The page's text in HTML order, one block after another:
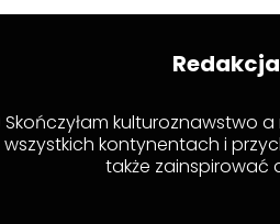
Skończyłam kulturoznawstwo
kontynentach i
także zainspirować